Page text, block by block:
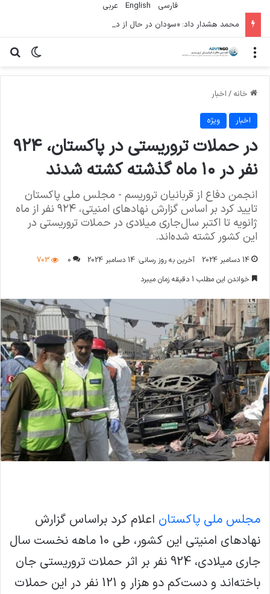
فارسی English
عربي
تغییر منو
خانه / اخبار
اخبار ویژه
در حملات تروریستی در پاکستان، ۹۲۴
نفر در ۱۰ ماه گذشته کشته شدند
انجمن دفاع از قربانیان تروریسم - مجلس ملی پاکستان
تایید کرد بر اساس گزارش نهادهای امنیتی، ۹۲۴ نفر از ماه
ژانویه تا اکتبر سال‌جاری میلادی در حملات تروریستی در
این کشور کشته شده‌اند.
14 دسامبر 2024 آخرین به روز رسانی: 14 دسامبر 2024 0
703
خواندن این مطلب 1 دقیقه زمان میبرد
مجلس ملی پاکستان اعلام کرد براساس گزارش
نهادهای امنیتی این کشور، طی 10 ماهه نخست سال
جاری میلادی، 924 نفر بر اثر حملات تروریستی جان
باخته‌اند و دست‌کم دو هزار و 121 نفر در این حملات